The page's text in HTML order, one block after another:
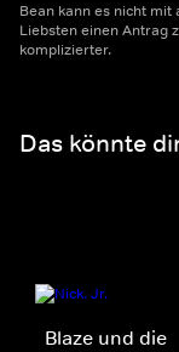
Bean kann es nicht
Liebsten einen Antrag
komplizierter.
Das könnte
Blaze und die